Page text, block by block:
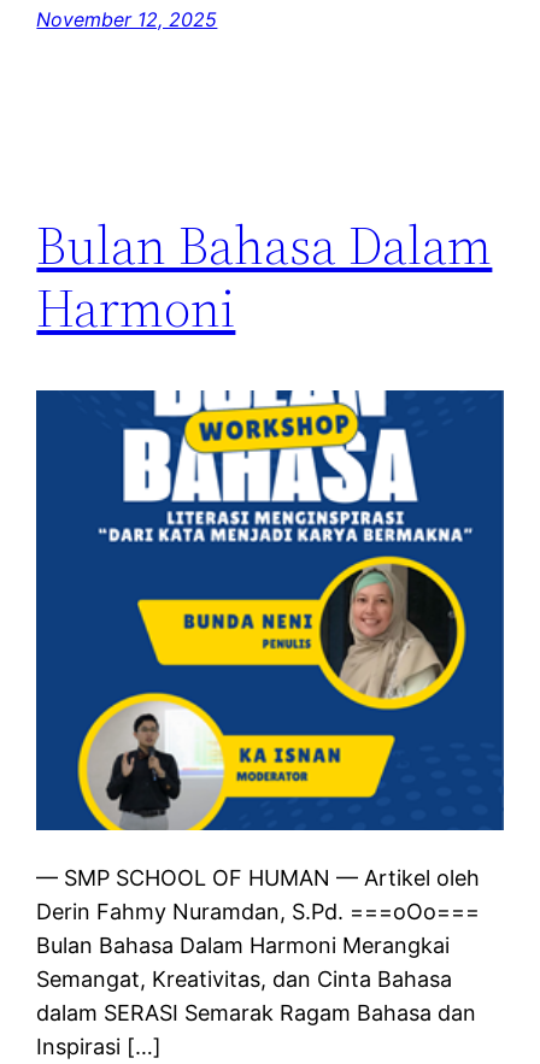
November 12, 2025
Bulan Bahasa Dalam
Harmoni
— SMP SCHOOL OF HUMAN — Artikel oleh
Derin Fahmy Nuramdan, S.Pd. ===oOo===
Bulan Bahasa Dalam Harmoni Merangkai
Semangat, Kreativitas, dan Cinta Bahasa
dalam SERASI Semarak Ragam Bahasa dan
Inspirasi […]